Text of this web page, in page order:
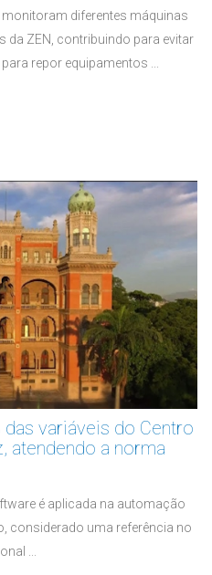
diferentes máquinas
da ZEN, contribuindo para evitar
repor equipamentos ...
variáveis do Centro
atendendo a norma
é aplicada na automação
considerado uma referência no
...